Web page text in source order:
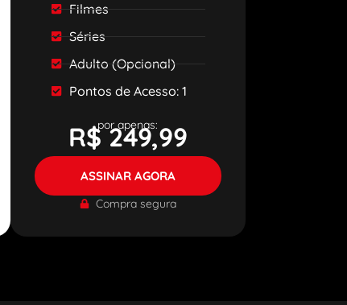
Filmes
Séries
Adulto (Opcional)
Pontos de Acesso: 1
por apenas:
R$ 249,99
ASSINAR AGORA
Compra segura